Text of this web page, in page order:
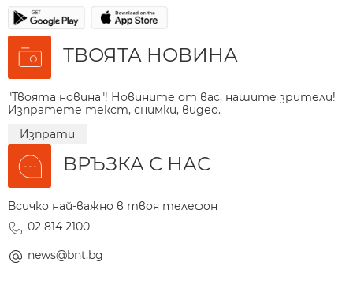
ТВОЯТА НОВИНА
"Твоята новина"! Новините от вас, нашите зрители!
Изпратете текст, снимки, видео.
Изпрати
ВРЪЗКА С НАС
Всичко най-важно в твоя телефон
02 814 2100
news@bnt.bg